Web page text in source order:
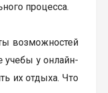
процесса.
возможностей
учебы у онлайн-
их отдыха. Что